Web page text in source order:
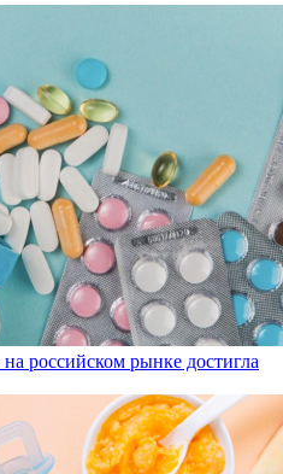
российском рынке достигла